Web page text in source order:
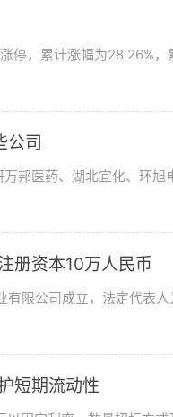
停，累计涨幅为28 26%，
公司
邦医药、湖北宜化、环旭
册资本10万人民币
有限公司成立，法定代表人
短期流动性